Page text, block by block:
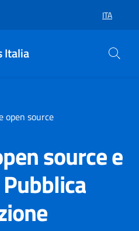
ITA
Italia
open source
source e